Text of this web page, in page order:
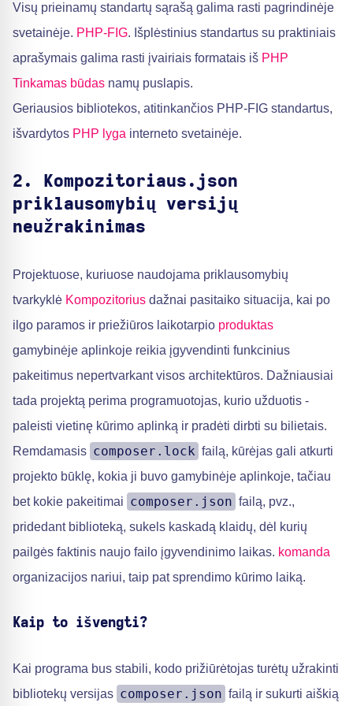
Visų prieinamų standartų sąrašą galima rasti pagrindinėje
svetainėje. PHP-FIG. Išplėstinius standartus su praktiniais
aprašymais galima rasti įvairiais formatais iš PHP
Tinkamas būdas namų puslapis.
Geriausios bibliotekos, atitinkančios PHP-FIG standartus,
išvardytos PHP lyga interneto svetainėje.
2. Kompozitoriaus.json
priklausomybių versijų
neužrakinimas
Projektuose, kuriuose naudojama priklausomybių
tvarkyklė Kompozitorius dažnai pasitaiko situacija, kai po
ilgo paramos ir priežiūros laikotarpio produktas
gamybinėje aplinkoje reikia įgyvendinti funkcinius
pakeitimus nepertvarkant visos architektūros. Dažniausiai
tada projektą perima programuotojas, kurio užduotis -
paleisti vietinę kūrimo aplinką ir pradėti dirbti su bilietais.
Remdamasis composer.lock failą, kūrėjas gali atkurti
projekto būklę, kokia ji buvo gamybinėje aplinkoje, tačiau
bet kokie pakeitimai composer.json failą, pvz.,
pridedant biblioteką, sukels kaskadą klaidų, dėl kurių
pailgės faktinis naujo failo įgyvendinimo laikas. komanda
organizacijos nariui, taip pat sprendimo kūrimo laiką.
Kaip to išvengti?
Kai programa bus stabili, kodo prižiūrėtojas turėtų užrakinti
bibliotekų versijas composer.json failą ir sukurti aiškią